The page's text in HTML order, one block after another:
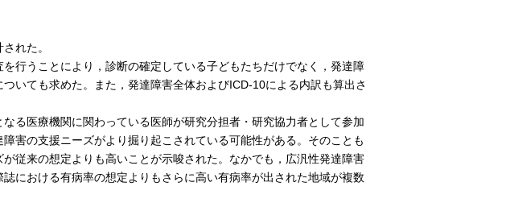
れた。
行うことにより，診断の確定している子どもたちだけでなく，発達障
いても求めた。また，発達障害全体およびICD-10による内訳も算出さ
る医療機関に関わっている医師が研究分担者・研究協力者として参加
害の支援ニーズがより掘り起こされている可能性がある。そのことも
従来の想定よりも高いことが示唆された。なかでも，広汎性発達障害
における有病率の想定よりもさらに高い有病率が出された地域が複数